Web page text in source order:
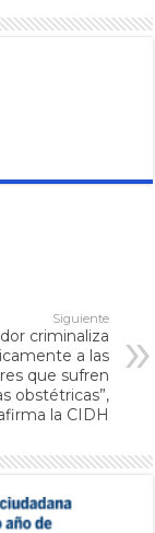
Siguiente
criminaliza
a las
que sufren
obstétricas”,
la CIDH